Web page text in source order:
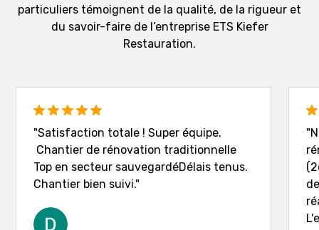
particuliers témoignent de la qualité, de la rigueur et
du savoir-faire de l’entreprise ETS Kiefer
Restauration.
"Satisfaction totale ! Super équipe.
Chantier de rénovation traditionnelle
Top en secteur sauvegardéDélais tenus.
Chantier bien suivi."